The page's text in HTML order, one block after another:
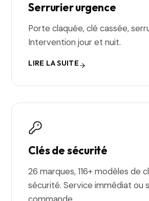
Serrurier urgence
Porte claquée, clé cassée,
Intervention jour et nuit.
LIRE LA SUITE
Clés de sécurité
26 marques, 116+ modèles de
sécurité. Service immédiat ou